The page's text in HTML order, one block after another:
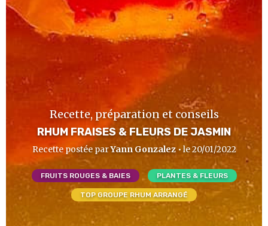
Recette, préparation et conseils
RHUM FRAISES & FLEURS DE JASMIN
Recette postée parYann Gonzalez• le 20/01/2022
FRUITS ROUGES & BAIES PLANTES & FLEURS
TOP GROUPE RHUM ARRANGÉ